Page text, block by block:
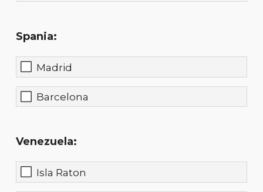
Spania:
Madrid
Barcelona
Venezuela:
Isla Raton